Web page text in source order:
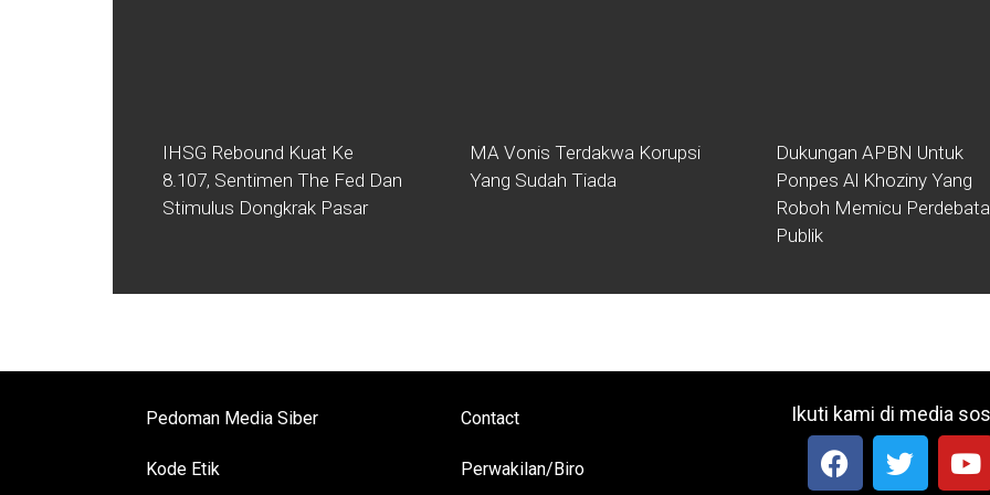
IHSG Rebound Kuat Ke
8.107, Sentimen The Fed Dan
Stimulus Dongkrak Pasar
MA Vonis Terdakwa Korupsi
Yang Sudah Tiada
Dukungan APBN Untuk
Ponpes Al Khoziny Yang
Roboh Memicu
Publik
Pedoman Media Siber
Kode Etik
Contact
Perwakilan/Biro
Ikuti kami di media